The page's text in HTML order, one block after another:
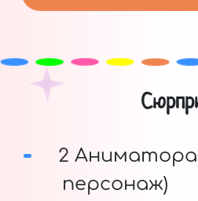
2
персонаж)